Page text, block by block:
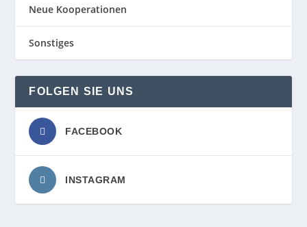
Neue Kooperationen
Sonstiges
FOLGEN SIE UNS
FACEBOOK
INSTAGRAM